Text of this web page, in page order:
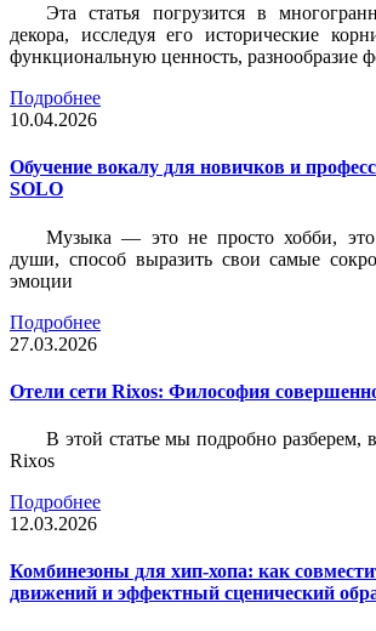
Эта статья погрузится в
декора, исследуя его исторические
функциональную ценность, разнообразие
Подробнее
10.04.2026
Обучение вокалу для новичков и
SOLO
Музыка — это не просто хобби, это
души, способ выразить свои самые
эмоции
Подробнее
27.03.2026
Отели сети Rixos: Философия
В этой статье мы подробно разберем,
Rixos
Подробнее
12.03.2026
Комбинезоны для хип-хопа: как
движений и эффектный сценический